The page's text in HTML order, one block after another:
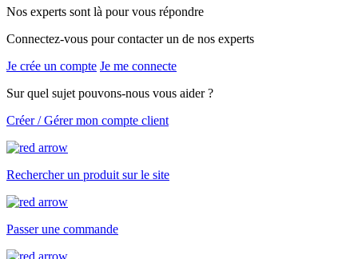
Nos experts sont là pour vous répondre
Connectez-vous pour contacter un de nos experts
Je crée un compte Je me connecte
Sur quel sujet pouvons-nous vous aider ?
Créer / Gérer mon compte client
Rechercher un produit sur le site
Passer une commande